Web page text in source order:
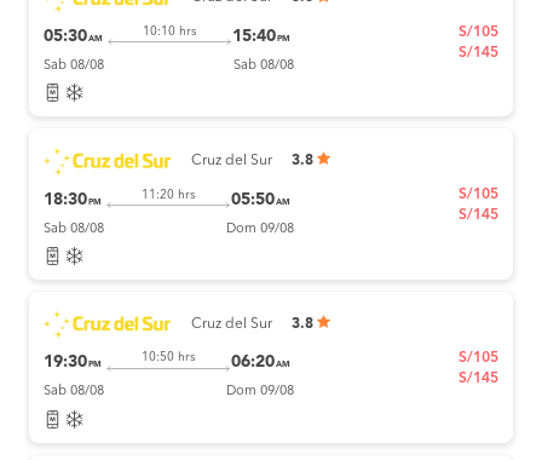
05:30AM
10:10 hrs 15:40 PM
Sab 08/08 Sab 08/08
S/105
S/145
Cruz del Sur 3.8
18:30 PM
11:20 hrs 05:50AM
Sab 08/08 Dom 09/08
S/105
S/145
Cruz del Sur 3.8
19:30PM
10:50 hrs 06:20AM
Sab 08/08 Dom 09/08
S/105
S/145